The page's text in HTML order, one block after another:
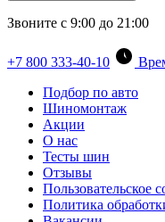
Звоните с 9:00 до 21:00
+7 800 333-40-10
Подбор по авто
Шиномонтаж
Акции
О нас
Тесты шин
Отзывы
Пользовательское
Политика